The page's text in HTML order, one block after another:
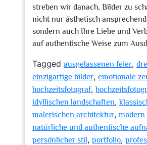
streben wir danach, Bilder zu
nicht nur ästhetisch
sondern auch Ihre Liebe und
auf authentische Weise zum
Tagged ausgelassenen feier,
einzigartige bilder, emotionale
hochzeitsfotograf,
idyllischen landschaften,
malerischen architektur,
natürliche und authentische
persönlicher stil, portfolio,